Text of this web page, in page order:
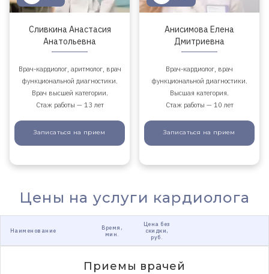
Сливкина Анастасия
Анатольевна
Врач-кардиолог, аритмолог, врач
функциональной диагностики.
Врач высшей категории.
Стаж работы — 13 лет
Записаться на прием
Анисимова Елена
Дмитриевна
Врач-кардиолог, врач
функциональной диагностики.
Высшая категория.
Стаж работы — 10 лет
Записаться на прием
Цены на услуги кардиолога
Наименование
Время,
мин.
Цена без
скидки,
руб.
Приемы врачей